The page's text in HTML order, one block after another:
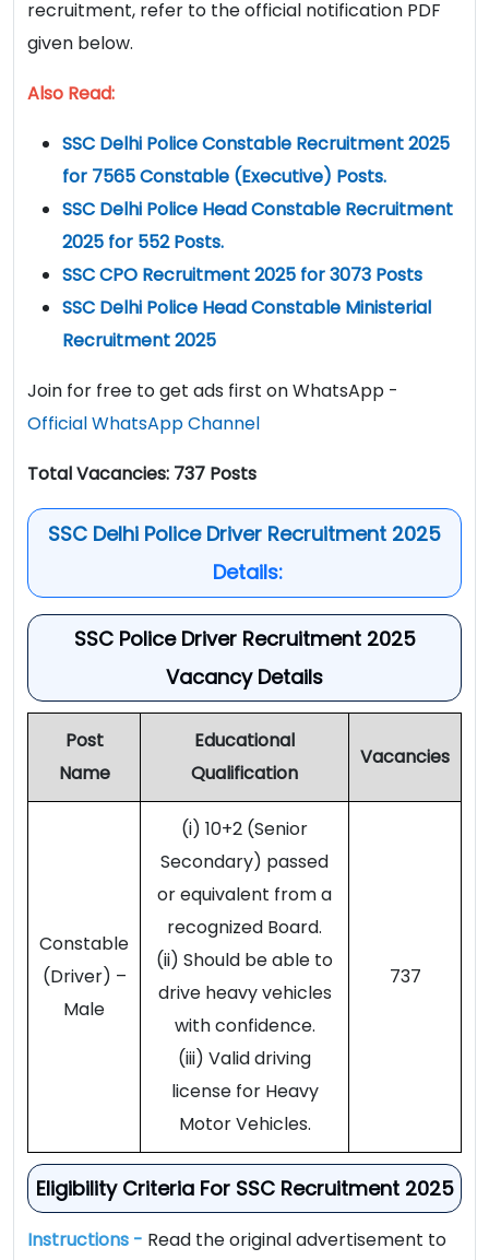
recruitment, refer to the official notification PDF
given below.
Also Read:
SSC Delhi Police Constable Recruitment 2025
for 7565 Constable (Executive) Posts.
SSC Delhi Police Head Constable Recruitment
2025 for 552 Posts.
SSC CPO Recruitment 2025 for 3073 Posts
SSC Delhi Police Head Constable Ministerial
Recruitment 2025
Join for free to get ads first on WhatsApp -
Official WhatsApp Channel
Total Vacancies: 737 Posts
SSC Delhi Police Driver Recruitment 2025
Details:
SSC Police Driver Recruitment 2025
Vacancy Details
Post
Name
Educational
Qualification
Vacancies
Constable
(Driver) –
Male
(i) 10+2 (Senior
Secondary) passed
or equivalent from a
recognized Board.
(ii) Should be able to
drive heavy vehicles
with confidence.
(iii) Valid driving
license for Heavy
Motor Vehicles.
737
Eligibility Criteria For SSC Recruitment 2025
Instructions - Read the original advertisement to